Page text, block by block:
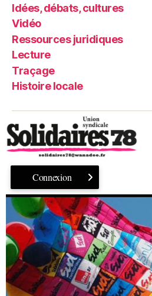
Idées, débats, cultures
Vidéo
Ressources juridiques
Lecture
Traçage
Histoire locale
Connexion